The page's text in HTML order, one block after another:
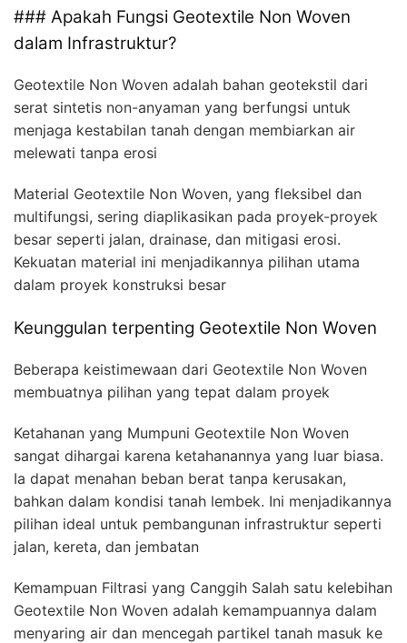
### Apakah Fungsi Geotextile Non Woven
dalam Infrastruktur?
Geotextile Non Woven adalah bahan geotekstil dari
serat sintetis non-anyaman yang berfungsi untuk
menjaga kestabilan tanah dengan membiarkan air
melewati tanpa erosi
Material Geotextile Non Woven, yang fleksibel dan
multifungsi, sering diaplikasikan pada proyek-proyek
besar seperti jalan, drainase, dan mitigasi erosi.
Kekuatan material ini menjadikannya pilihan utama
dalam proyek konstruksi besar
Keunggulan terpenting Geotextile Non Woven
Beberapa keistimewaan dari Geotextile Non Woven
membuatnya pilihan yang tepat dalam proyek
Ketahanan yang Mumpuni Geotextile Non Woven
sangat dihargai karena ketahanannya yang luar biasa.
Ia dapat menahan beban berat tanpa kerusakan,
bahkan dalam kondisi tanah lembek. Ini menjadikannya
pilihan ideal untuk pembangunan infrastruktur seperti
jalan, kereta, dan jembatan
Kemampuan Filtrasi yang Canggih Salah satu kelebihan
Geotextile Non Woven adalah kemampuannya dalam
menyaring air dan mencegah partikel tanah masuk ke